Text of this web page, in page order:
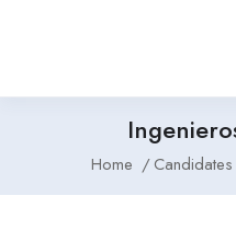
Home Candidates